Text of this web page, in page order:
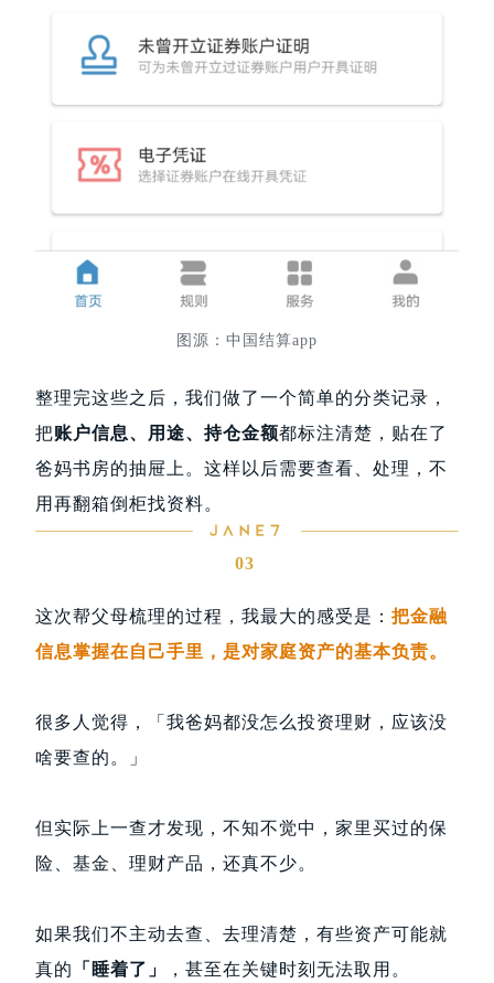
图源：中国结算app
整理完这些之后，我们做了一个简单的分类记录，
把账户信息、用途、持仓金额都标注清楚，贴在了
爸妈书房的抽屉上。这样以后需要查看、处理，不
用再翻箱倒柜找资料。
03
这次帮父母梳理的过程，我最大的感受是： 把金融
信息掌握在自己手里，是对家庭资产的基本负责。
很多人觉得，「我爸妈都没怎么投资理财，应该没
啥要查的。」
但实际上一查才发现，不知不觉中，家里买过的保
险、基金、理财产品，还真不少。
如果我们不主动去查、去理清楚，有些资产可能就
真的
「睡着了」 ，甚至在关键时刻无法取用。